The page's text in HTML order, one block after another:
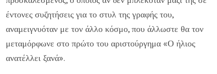
έντονες συζητήσεις για το στυλ της γραφής του,
αναμειγνυόταν με τον άλλο κόσμο, που άλλωστε θα τον
μεταμόρφωνε στο πρώτο του αριστούργημα «Ο ήλιος
ανατέλλει ξανά».